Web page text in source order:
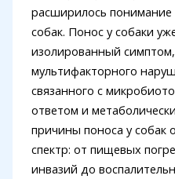
расширилось понимание
собак. Понос у собаки
изолированный
мультифакторного
связанного с
ответом и
причины поноса у
спектр: от пищевых
инвазий до